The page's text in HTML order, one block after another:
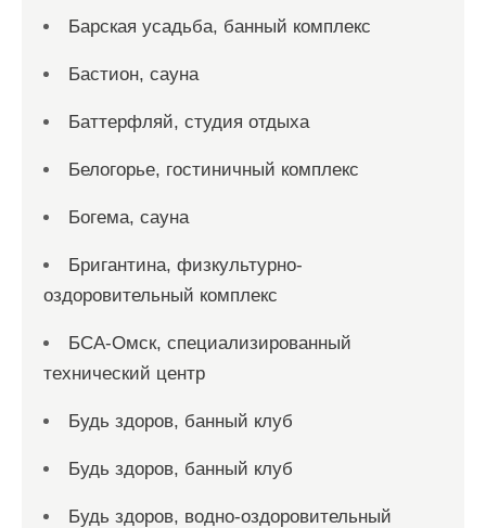
Барская усадьба, банный комплекс
Бастион, сауна
Баттерфляй, студия отдыха
Белогорье, гостиничный комплекс
Богема, сауна
Бригантина, физкультурно-
оздоровительный комплекс
БСА-Омск, специализированный
технический центр
Будь здоров, банный клуб
Будь здоров, банный клуб
Будь здоров, водно-оздоровительный